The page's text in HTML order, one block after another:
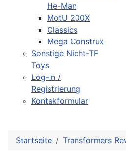
He-Man
MotU 200X
Classics
Mega Construx
Sonstige Nicht-TF
Toys
Log-In /
Registrierung
Kontakformular
Startseite Transformers